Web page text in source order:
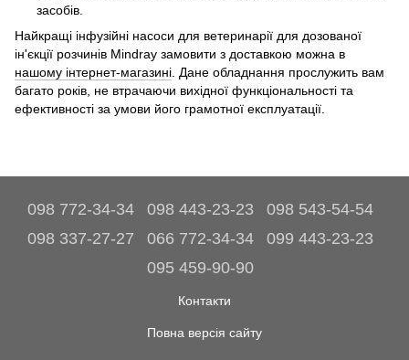
засобів.
Найкращі інфузійні насоси для ветеринарії для дозованої
ін'єкції розчинів Mindray замовити з доставкою можна в
нашому інтернет-магазині . Дане обладнання прослужить вам
багато років, не втрачаючи вихідної функціональності та
ефективності за умови його грамотної експлуатації.
098 772-34-34 098 443-23-23
098 543-54-54
098 337-27-27
066 772-34-34
099 443-23-23
095 459-90-90
Контакти
Повна версія сайту